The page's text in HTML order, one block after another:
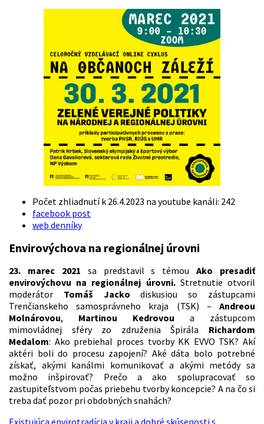
Počet zhliadnutí k 26.4.2023 na youtube kanáli: 242
facebook post
web denníky
Envirovýchova na regionálnej úrovni
23. marec 2021 sa predstavil s témouAko presadiť
envirovýchovu na regionálnej úrovni. Stretnutie otvoril
moderátor Tomáš Jacko diskusiou so zástupcami
Trenčianskeho samosprávneho kraja (TSK) – Andreou
Molnárovou, Martinou Kedrovou a zástupcom
mimovládnej sféry zo združenia Špirála Richardom
Medalom: Ako prebiehal proces tvorby KK EVVO TSK? Akí
aktéri boli do procesu zapojení? Aké dáta bolo potrebné
získať, akými kanálmi komunikovať a akými metódy sa
možno inšpirovať? Prečo a ako spolupracovať so
zastupiteľstvom počas priebehu tvorby koncepcie? A na čo si
treba dať pozor pri obdobných snahách?
Existujúca envirotradícia v kraji a dobré skúsenosti s